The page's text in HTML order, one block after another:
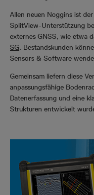
Allen neuen Noggins ist
SplitView-Unterstützung
externes GNSS, wie etwa
SG. Bestandskunden
Sensors & Software
Gemeinsam liefern diese
anpassungsfähige
Datenerfassung und eine
Strukturen entwickelt